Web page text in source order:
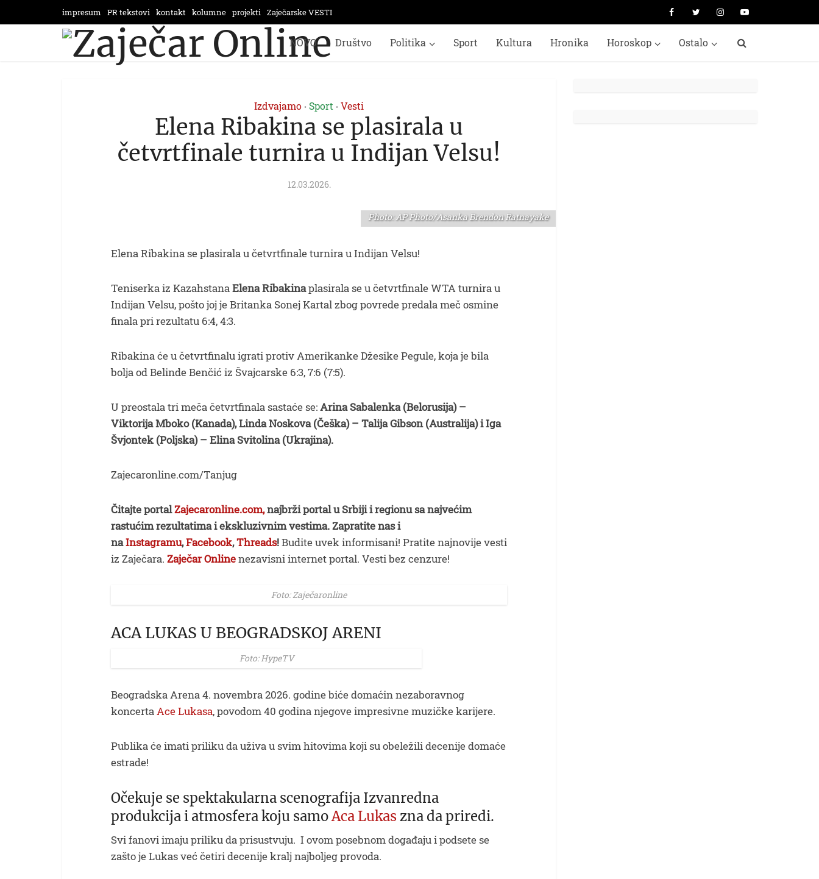
impresum PR tekstovi kontakt kolumne projekti Zaječarske VESTI
NOVO Društvo Politika Sport Kultura Hronika Horoskop Ostalo
Izdvajamo • Sport • Vesti
Elena Ribakina se plasirala u
četvrtfinale turnira u Indijan Velsu!
12.03.2026.
Photo: AP Photo/Asanka Brendon Ratnayake
Elena Ribakina se plasirala u četvrtfinale turnira u Indijan Velsu!
Teniserka iz KazahstanaElena Ribakinaplasirala se u četvrtfinale WTA turnira u
Indijan Velsu, pošto joj je Britanka Sonej Kartal zbog povrede predala meč osmine
finala pri rezultatu 6:4, 4:3.
Ribakina će u četvrtfinalu igrati protiv Amerikanke Džesike Pegule, koja je bila
bolja od Belinde Benčić iz Švajcarske 6:3, 7:6 (7:5).
U preostala tri meča četvrtfinala sastaće se:Arina Sabalenka (Belorusija) –
Viktorija Mboko (Kanada), Linda Noskova (Češka) – Talija Gibson (Australija) i Iga
Švjontek (Poljska) – Elina Svitolina (Ukrajina).
Zajecaronline.com/Tanjug
Čitajte portalZajecaronline.com,najbrži portal u Srbiji i regionu sa najvećim
rastućim rezultatima i ekskluzivnim vestima. Zapratite nas i
naInstagramu,Facebook,Threads!Budite uvek informisani! Pratite najnovije vesti
iz Zaječara. Zaječar Onlinenezavisni internet portal. Vesti bez cenzure!
Foto: Zaječaronline
ACA LUKAS U BEOGRADSKOJ ARENI
Foto: HypeTV
Beogradska Arena 4. novembra 2026. godine biće domaćin nezaboravnog
koncertaAce Lukasa, povodom 40 godina njegove impresivne muzičke karijere.
Publika će imati priliku da uživa u svim hitovima koji su obeležili decenije domaće
estrade!
Očekuje se spektakularna scenografija Izvanredna
produkcija i atmosfera koju samoAca Lukas zna da priredi.
Svi fanovi imaju priliku da prisustvuju. I ovom posebnom događaju i podsete se
zašto je Lukas već četiri decenije kralj najboljeg provoda.